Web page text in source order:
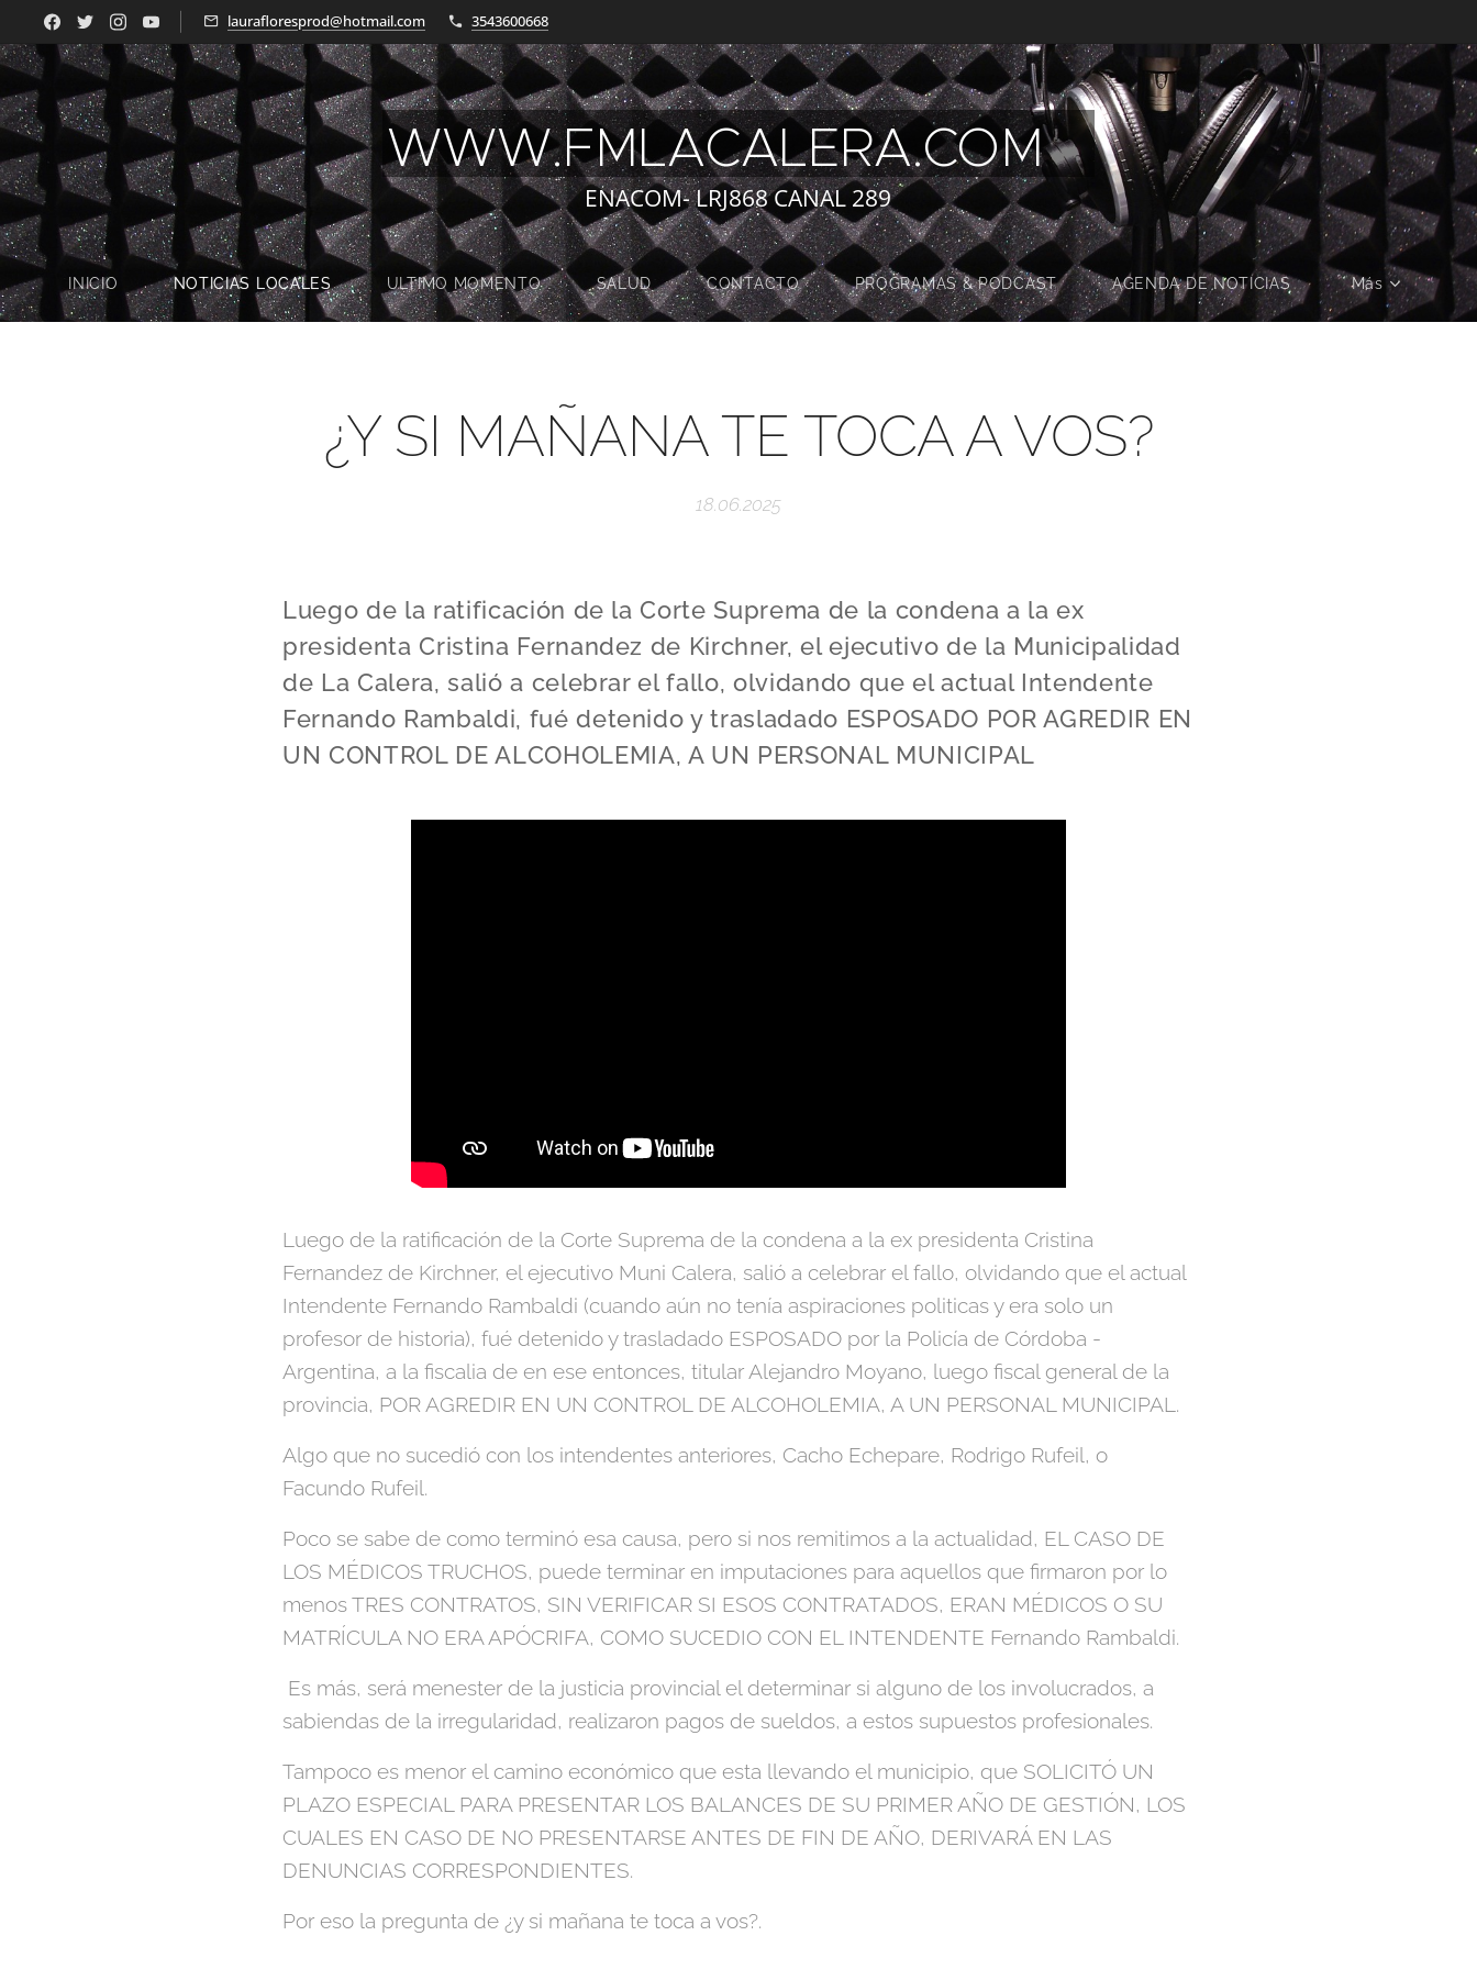
laurafloresprod@hotmail.com 3543600668
WWW.FMLACALERA.COM
ENACOM- LRJ868 CANAL 289
INICIO NOTICIAS LOCALES ULTIMO MOMENTO SALUD CONTACTO PROGRAMAS & PODCAST AGENDA DE NOTICIAS Más
¿Y SI MAÑANA TE TOCA A VOS?
18.06.2025
Luego de la ratificación de la Corte Suprema de la condena a la ex
presidenta Cristina Fernandez de Kirchner, el ejecutivo de la Municipalidad
de La Calera, salió a celebrar el fallo, olvidando que el actual Intendente
Fernando Rambaldi, fué detenido y trasladado ESPOSADO POR AGREDIR EN
UN CONTROL DE ALCOHOLEMIA, A UN PERSONAL MUNICIPAL
Luego de la ratificación de la Corte Suprema de la condena a la ex presidenta Cristina
Fernandez de Kirchner, el ejecutivo Muni Calera, salió a celebrar el fallo, olvidando que el actual
Intendente Fernando Rambaldi (cuando aún no tenía aspiraciones politicas y era solo un
profesor de historia), fué detenido y trasladado ESPOSADO por la Policía de Córdoba -
Argentina, a la fiscalia de en ese entonces, titular Alejandro Moyano, luego fiscal general de la
provincia, POR AGREDIR EN UN CONTROL DE ALCOHOLEMIA, A UN PERSONAL MUNICIPAL.
Algo que no sucedió con los intendentes anteriores, Cacho Echepare, Rodrigo Rufeil, o
Facundo Rufeil.
Poco se sabe de como terminó esa causa, pero si nos remitimos a la actualidad, EL CASO DE
LOS MÉDICOS TRUCHOS, puede terminar en imputaciones para aquellos que firmaron por lo
menos TRES CONTRATOS, SIN VERIFICAR SI ESOS CONTRATADOS, ERAN MÉDICOS O SU
MATRÍCULA NO ERA APÓCRIFA, COMO SUCEDIO CON EL INTENDENTE Fernando Rambaldi.
Es más, será menester de la justicia provincial el determinar si alguno de los involucrados, a
sabiendas de la irregularidad, realizaron pagos de sueldos, a estos supuestos profesionales.
Tampoco es menor el camino económico que esta llevando el municipio, que SOLICITÓ UN
PLAZO ESPECIAL PARA PRESENTAR LOS BALANCES DE SU PRIMER AÑO DE GESTIÓN, LOS
CUALES EN CASO DE NO PRESENTARSE ANTES DE FIN DE AÑO, DERIVARÁ EN LAS
DENUNCIAS CORRESPONDIENTES.
Por eso la pregunta de ¿y si mañana te toca a vos?.